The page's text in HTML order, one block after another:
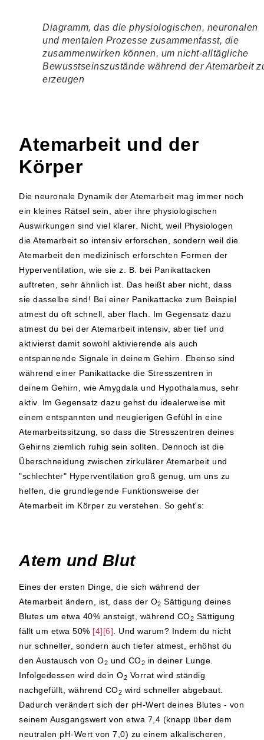
Diagramm, das die physiologischen, neuronalen
und mentalen Prozesse zusammenfasst, die
zusammenwirken können, um nicht-alltägliche
Bewusstseinszustände während der Atemarbeit
erzeugen
Atemarbeit und der
Körper
Die neuronale Dynamik der Atemarbeit mag immer noch
ein kleines Rätsel sein, aber ihre physiologischen
Auswirkungen sind viel klarer. Nicht, weil Physiologen
die Atemarbeit so intensiv erforschen, sondern weil die
Atemarbeit den medizinisch erforschten Formen der
Hyperventilation, wie sie z. B. bei Panikattacken
auftreten, sehr ähnlich ist. Das heißt aber nicht, dass
sie dasselbe sind! Bei einer Panikattacke zum Beispiel
atmest du oft schnell, aber flach. Im Gegensatz dazu
atmest du bei der Atemarbeit intensiv, aber tief und
aktivierst damit sowohl aktivierende als auch
entspannende Signale in deinem Gehirn. Ebenso sind
während einer Panikattacke die Stresszentren in
deinem Gehirn, wie Amygdala und Hypothalamus, sehr
aktiv. Im Gegensatz dazu gehst du idealerweise mit
einem entspannten und neugierigen Gefühl in eine
Atemarbeitssitzung, so dass die Stresszentren deines
Gehirns ziemlich ruhig sein sollten. Dennoch ist die
Überschneidung zwischen zirkulärer Atemarbeit und
"schlechter" Hyperventilation groß genug, um uns zu
helfen, die grundlegende Funktionsweise der
Atemarbeit im Körper zu verstehen. So geht's:
Atem und Blut
Eines der ersten Dinge, die sich während der
Atemarbeit ändern, ist, dass der O2 Sättigung deines
Blutes um etwa 40% ansteigt, während CO2 Sättigung
fällt um etwa 50% [4][6] . Und warum? Indem du nicht
nur schneller, sondern auch tiefer atmest, erhöhst du
den Austausch von O2 und CO2 in deiner Lunge.
Infolgedessen wird dein O2 Vorrat wird ständig
nachgefüllt, während CO2 wird schneller abgebaut.
Dadurch verändert sich der pH-Wert deines Blutes - von
seinem Ausgangswert von etwa 7,4 (knapp über dem
neutralen pH-Wert von 7,0) zu einem alkalischeren,